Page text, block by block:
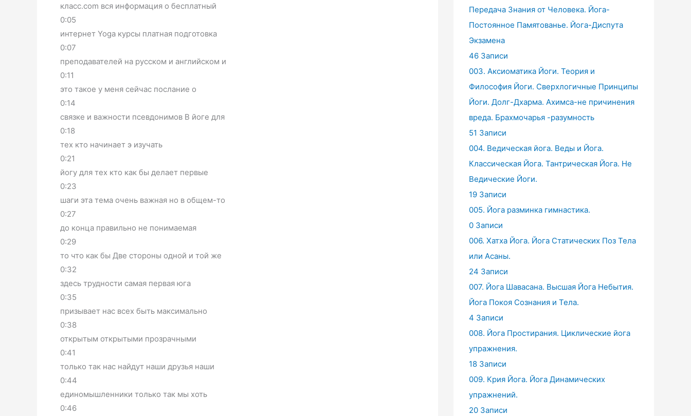
класс.com вся информация о бесплатный
0:05
интернет Yoga курсы платная подготовка
0:07
преподавателей на русском и английском и
0:11
это такое у меня сейчас послание о
0:14
связке и важности псевдонимов В йоге для
0:18
тех кто начинает э изучать
0:21
йогу для тех кто как бы делает первые
0:23
шаги эта тема очень важная но в общем-то
0:27
до конца правильно не понимаемая
0:29
то что как бы Две стороны одной и той же
0:32
здесь трудности самая первая юга
0:35
призывает нас всех быть максимально
0:38
открытым открытыми прозрачными
0:41
только так нас найдут наши друзья наши
0:44
единомышленники только так мы хоть
0:46
Передача Знания от Человека. Йога-
Постоянное Памятованье. Йога-Диспута
Экзамена
46 Записи
003. Аксиоматика Йоги. Теория и
Философия Йоги. Сверхлогичные Принципы
Йоги. Долг-Дхарма. Ахимса-не причинения
вреда. Брахмочарья -разумность
51 Записи
004. Ведическая йога. Веды и Йога.
Классическая Йога. Тантрическая Йога. Не
Ведические Йоги.
19 Записи
005. Йога разминка гимнастика.
0 Записи
006. Хатха Йога. Йога Статических Поз Тела
или Асаны.
24 Записи
007. Йога Шавасана. Высшая Йога Небытия.
Йога Покоя Сознания и Тела.
4 Записи
008. Йога Простирания. Циклические йога
упражнения.
18 Записи
009. Крия Йога. Йога Динамических
упражнений.
20 Записи